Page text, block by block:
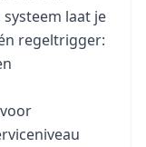
laat je
regeltrigger: